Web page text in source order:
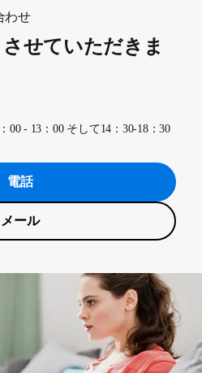
わせ
せていただきま
- 13：00 そして14：30-18：30
電話
メール